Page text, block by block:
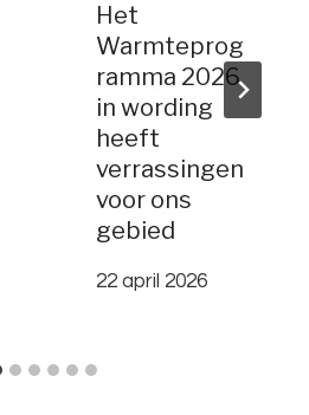
Het
Warmteprog
ramma 2026
in wording
heeft
verrassingen
voor ons
gebied
22 april 2026